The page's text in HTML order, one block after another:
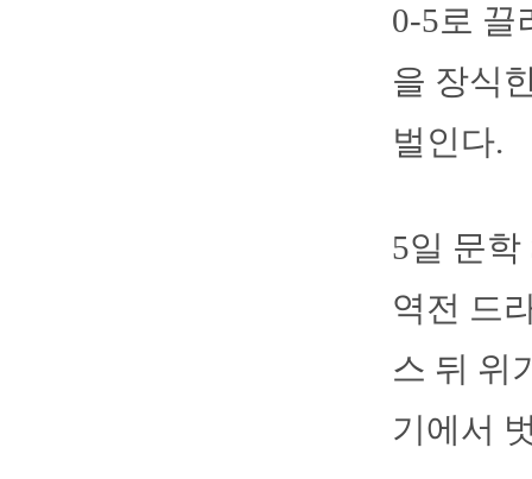
0-5로 끌
을 장식
벌인다.
5일 문
역전 드
스 뒤 위
기에서